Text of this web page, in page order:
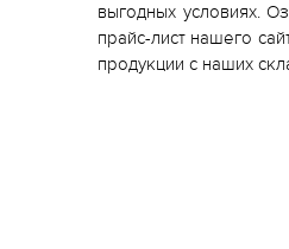
выгодных условиях.
прайс-лист нашего
продукции с наших